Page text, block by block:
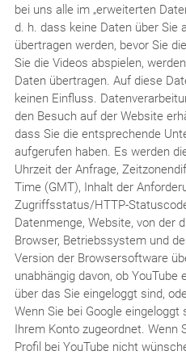
bei uns alle im „erweiterten
d. h. dass keine Daten über Sie
übertragen werden, bevor Sie
Sie die Videos abspielen,
Daten übertragen. Auf diese
keinen Einfluss.
den Besuch auf der Website
dass Sie die entsprechende
aufgerufen haben. Es werden
Uhrzeit der Anfrage,
Time (GMT), Inhalt der
Zugriffsstatus/HTTP-
Datenmenge, Website, von der
Browser, Betriebssystem und
Version der Browsersoftware
unabhängig davon, ob
über das Sie eingeloggt sind,
Wenn Sie bei Google
Ihrem Konto zugeordnet. Wenn
Profil bei YouTube nicht